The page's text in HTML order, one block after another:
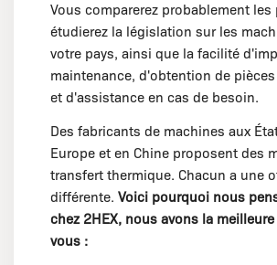
Vous comparerez probablement les
étudierez la législation sur les
votre pays, ainsi que la facilité
maintenance, d'obtention de
et d'assistance en cas de besoin.
Des fabricants de machines aux
Europe et en Chine proposent des
transfert thermique. Chacun a une
différente. Voici pourquoi nous
chez 2HEX, nous avons la
vous :